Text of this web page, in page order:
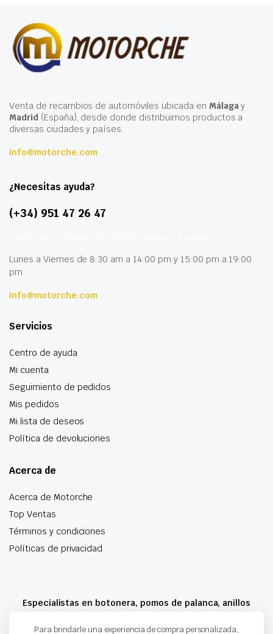
Venta de recambios de automóviles ubicada en Málagay
Madrid(España), desde donde distribuimos productos a
diversas ciudades y países.
info@motorche.com
¿Necesitas ayuda?
(+34) 951 47 26 47
Lunes a Viernes de 8:30 am a 14:00 pm y 15:00 pm a 19:00
pm
info@motorche.com
Servicios
Centro de ayuda
Mi cuenta
Seguimiento de pedidos
Mis pedidos
Mi lista de deseos
Política de devoluciones
Acerca de
Acerca de Motorche
Top Ventas
Términos y condiciones
Políticas de privacidad
Especialistas en botonera, pomos de palanca, anillos
Para brindarle una experiencia de compra personalizada,